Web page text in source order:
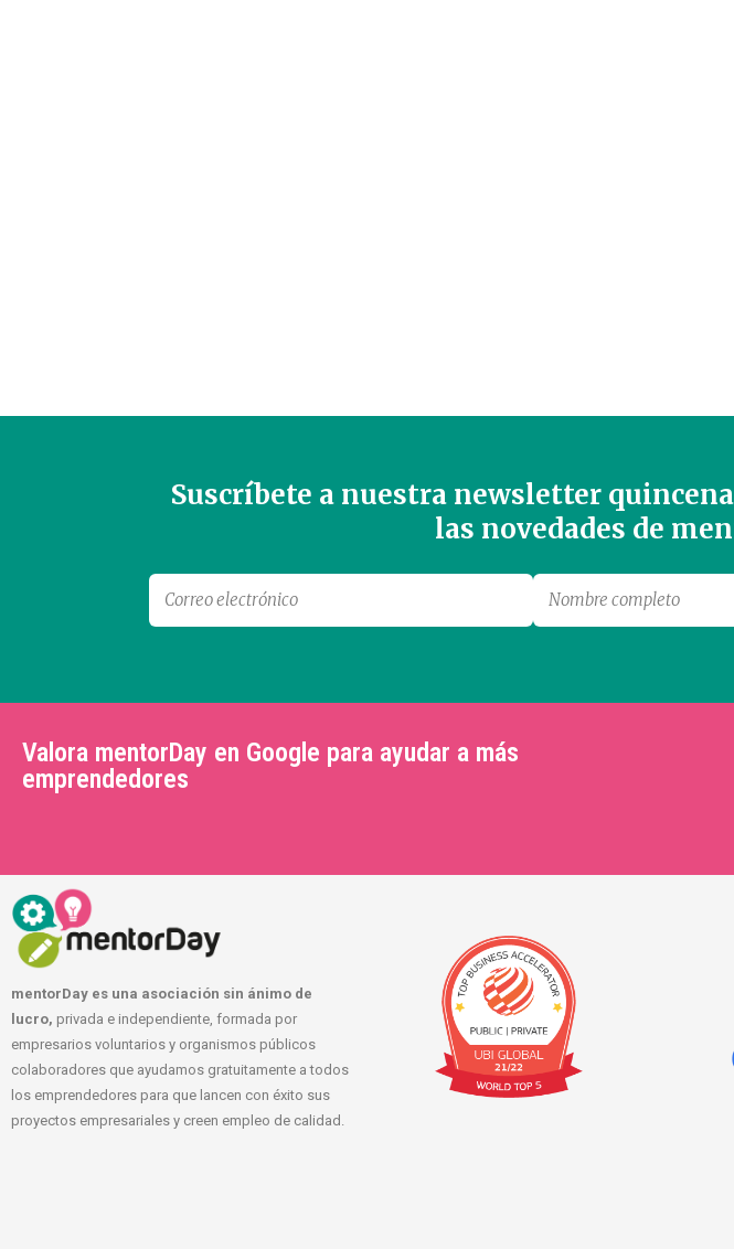
Suscríbete a nuestra newsletter
las novedades de
Valora mentorDay en Google para ayudar a más
emprendedores
mentorDay es una asociación sin ánimo de
lucro, privada e independiente, formada por
empresarios voluntarios y organismos públicos
colaboradores que ayudamos gratuitamente a todos
los emprendedores para que lancen con éxito sus
proyectos empresariales y creen empleo de calidad.